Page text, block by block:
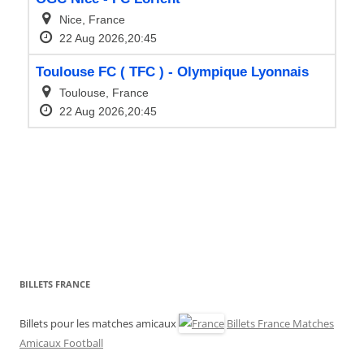
BILLETS FRANCE
Billets pour les matches amicaux
Billets France Matches
Amicaux Football